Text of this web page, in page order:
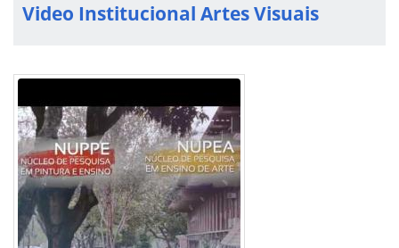
Video Institucional Artes Visuais